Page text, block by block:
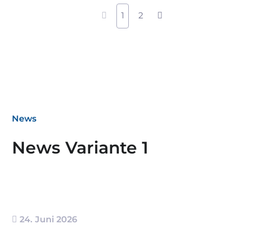
1 2
News
News Variante 1
24. Juni 2026